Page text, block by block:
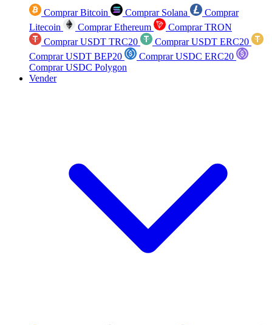
Comprar Bitcoin Comprar Solana
Comprar
Litecoin
Comprar Ethereum
Comprar TRON
Comprar USDT TRC20
Comprar USDT ERC20
Comprar USDT BEP20
Comprar USDC ERC20
Comprar USDC Polygon
Vender